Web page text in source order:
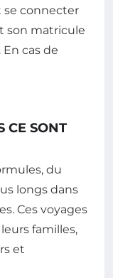
se connecter
son matricule
En cas de
CE SONT
du
longs dans
Ces voyages
familles,
et